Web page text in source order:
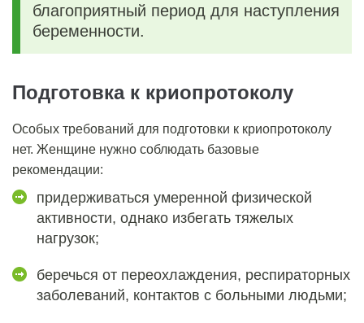
благоприятный период для наступления
беременности.
Подготовка к криопротоколу
Особых требований для подготовки к криопротоколу
нет. Женщине нужно соблюдать базовые
рекомендации:
придерживаться умеренной физической
активности, однако избегать тяжелых
нагрузок;
беречься от переохлаждения, респираторных
заболеваний, контактов с больными людьми;